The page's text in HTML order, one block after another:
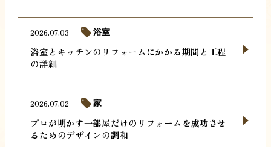
浴室とキッチンのリフォームにかかる期間と工程
の詳細
2026.07.03 浴室
プロが明かす一部屋だけのリフォームを成功させ
るためのデザインの調和
2026.07.02 家